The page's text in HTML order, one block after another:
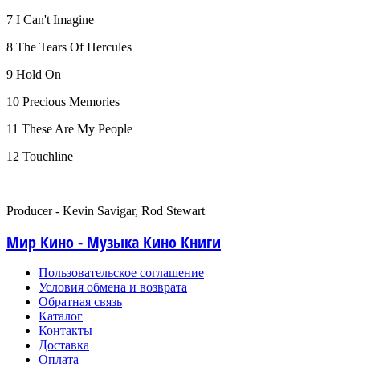
7 I Can't Imagine
8 The Tears Of Hercules
9 Hold On
10 Precious Memories
11 These Are My People
12 Touchline
Producer - Kevin Savigar, Rod Stewart
Мир Кино - Музыка Кино Книги
Пользовательское соглашение
Условия обмена и возврата
Обратная связь
Каталог
Контакты
Доставка
Оплата